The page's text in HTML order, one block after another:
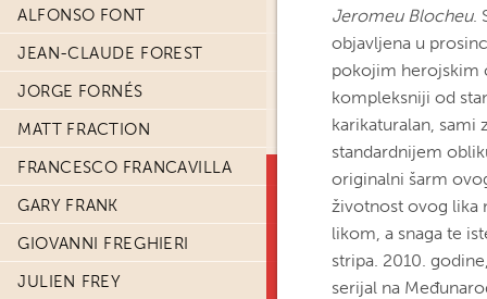
ALFONSO FONT
JEAN-CLAUDE FOREST
JORGE FORNÉS
MATT FRACTION
FRANCESCO FRANCAVILLA
GARY FRANK
GIOVANNI FREGHIERI
JULIEN FREY
Jeromeu Blocheu.
objavljena u
pokojim herojskim
kompleksniji od
karikaturalan, sami
standardnijem
originalni šarm
životnost ovog lika
likom, a snaga te
stripa. 2010.
serijal na